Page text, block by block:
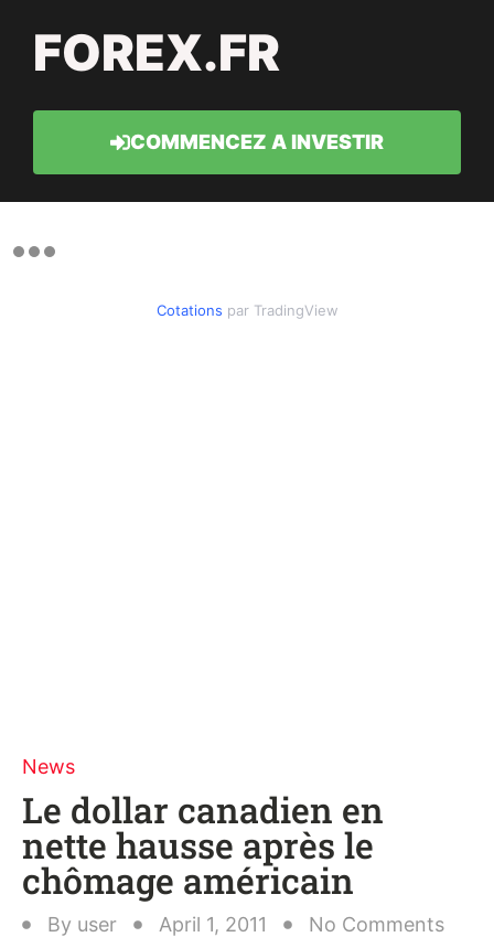
FOREX.FR
COMMENCEZ A INVESTIR
Cotations par TradingView
News
Le dollar canadien en
nette hausse après le
chômage américain
By user April 1, 2011 No Comments